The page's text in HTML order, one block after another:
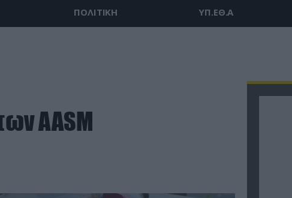
ΠΟΛΙΤΙΚΗ ΥΠ.ΕΘ.Α
AASM